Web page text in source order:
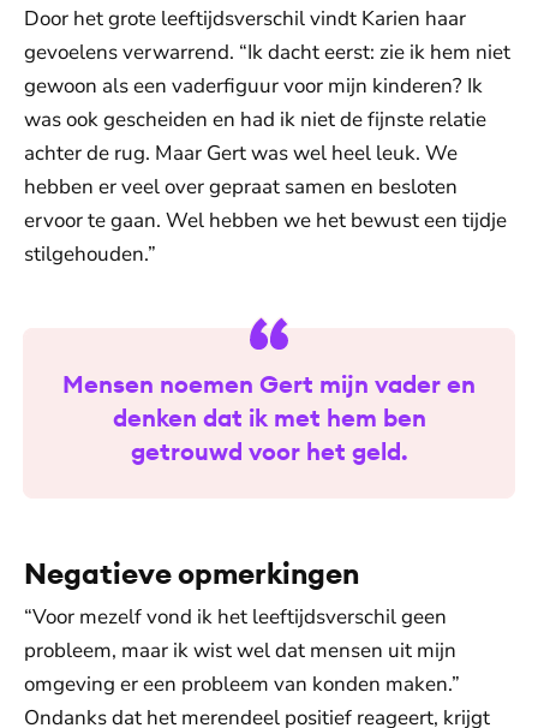
Door het grote leeftijdsverschil vindt Karien haar
gevoelens verwarrend. “Ik dacht eerst: zie ik hem niet
gewoon als een vaderfiguur voor mijn kinderen? Ik
was ook gescheiden en had ik niet de fijnste relatie
achter de rug. Maar Gert was wel heel leuk. We
hebben er veel over gepraat samen en besloten
ervoor te gaan. Wel hebben we het bewust een tijdje
stilgehouden.”
Mensen noemen Gert mijn vader en
denken dat ik met hem ben
getrouwd voor het geld.
Negatieve opmerkingen
“Voor mezelf vond ik het leeftijdsverschil geen
probleem, maar ik wist wel dat mensen uit mijn
omgeving er een probleem van konden maken.”
Ondanks dat het merendeel positief reageert, krijgt